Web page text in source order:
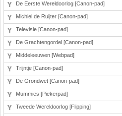
De Eerste Wereldoorlog [Canon-pad]
Michiel de Ruijter [Canon-pad]
Televisie [Canon-pad]
De Grachtengordel [Canon-pad]
Middeleeuwen [Webpad]
Trijntje [Canon-pad]
De Grondwet [Canon-pad]
Mummies [Piekerpad]
Tweede Wereldoorlog [Flipping]